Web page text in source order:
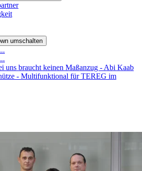
umschalten
uns braucht keinen Maßanzug - Abi Kaab
- Multifunktional für TEREG im